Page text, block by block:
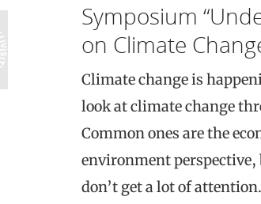
Symposium
on Climate
Climate change is
look at climate change
Common ones are the
environment perspective,
don’t get a lot of